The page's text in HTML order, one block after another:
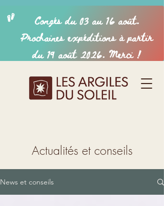
Actualités et conseils
News et conseils